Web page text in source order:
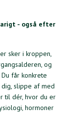
- også efter
sker i kroppen,
og
får konkrete
slippe af med
til dér, hvor du er
hormoner